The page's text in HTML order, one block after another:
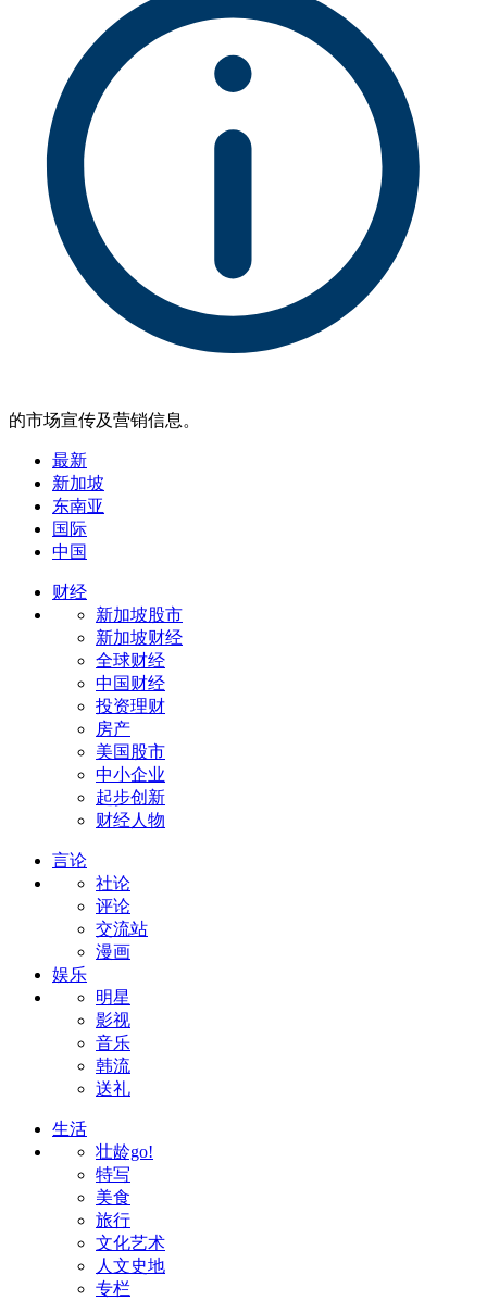
的市场宣传及营销信息。
最新
新加坡
东南亚
国际
中国
财经
新加坡股市
新加坡财经
全球财经
中国财经
投资理财
房产
美国股市
中小企业
起步创新
财经人物
言论
社论
评论
交流站
漫画
娱乐
明星
影视
音乐
韩流
送礼
生活
壮龄go!
特写
美食
旅行
文化艺术
人文史地
专栏